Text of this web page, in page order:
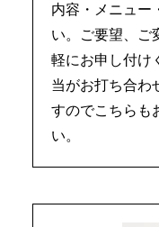
内容・メニュー
い。ご要望、ご
軽にお申し付け
当がお打ち合わ
すのでこちらも
い。